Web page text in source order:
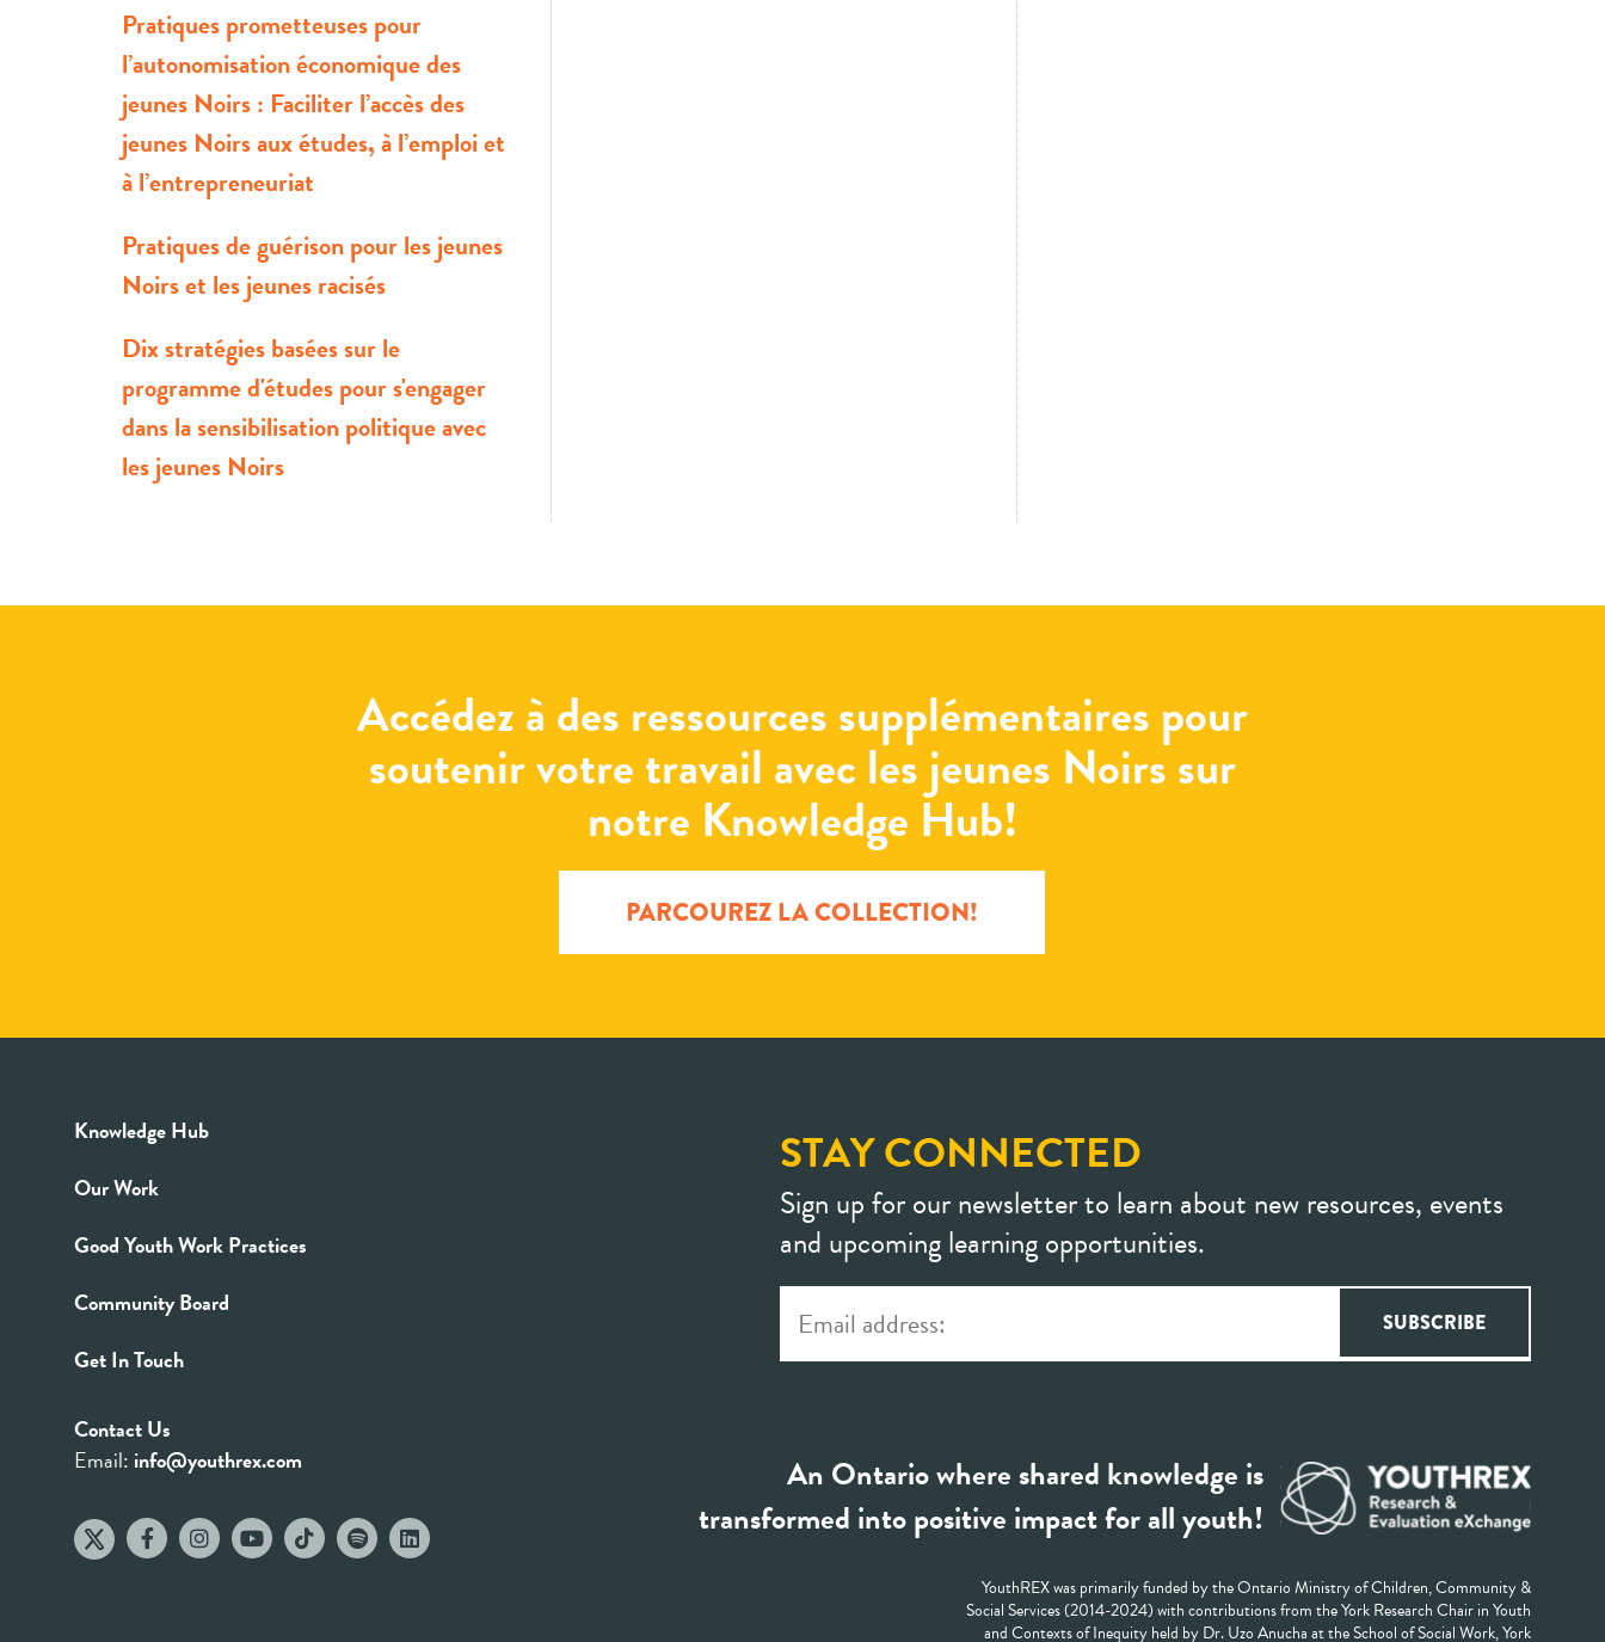
Pratiques prometteuses pour
l’autonomisation économique des
jeunes Noirs : Faciliter l’accès des
jeunes Noirs aux études, à l’emploi et
à l’entrepreneuriat
Pratiques de guérison pour les jeunes
Noirs et les jeunes racisés
Dix stratégies basées sur le
programme d'études pour s'engager
dans la sensibilisation politique avec
les jeunes Noirs
Accédez à des ressources supplémentaires pour
soutenir votre travail avec les jeunes Noirs sur
notre Knowledge Hub!
PARCOUREZ LA COLLECTION!
Knowledge Hub
Our Work
Good Youth Work Practices
Community Board
Get In Touch
Contact Us
Email: info@youthrex.com
STAY CONNECTED
Sign up for our newsletter to learn about new resources, events
and upcoming learning opportunities.
An Ontario where shared knowledge is
transformed into positive impact for all youth!
YouthREX was primarily funded by the Ontario Ministry of Children, Community &
Social Services (2014-2024) with contributions from the York Research Chair in Youth
and Contexts of Inequity held by Dr. Uzo Anucha at the School of Social Work, York